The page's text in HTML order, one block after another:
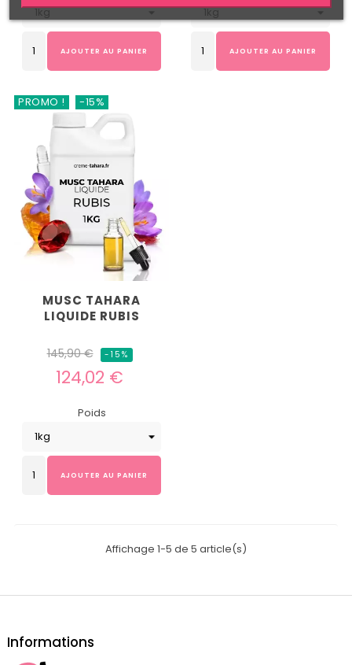
AJOUTER AU PANIER AJOUTER AU PANIER
PROMO ! -15%
MUSC TAHARA
LIQUIDE RUBIS
Prix
habituel
145,90 € -15%
124,02 €
Poids
AJOUTER AU PANIER
Affichage 1-5 de 5 article(s)
Informations